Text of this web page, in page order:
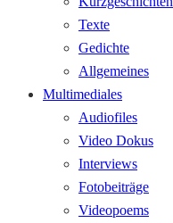
Texte
Gedichte
Allgemeines
Multimediales
Audiofiles
Video Dokus
Interviews
Fotobeiträge
Videopoems